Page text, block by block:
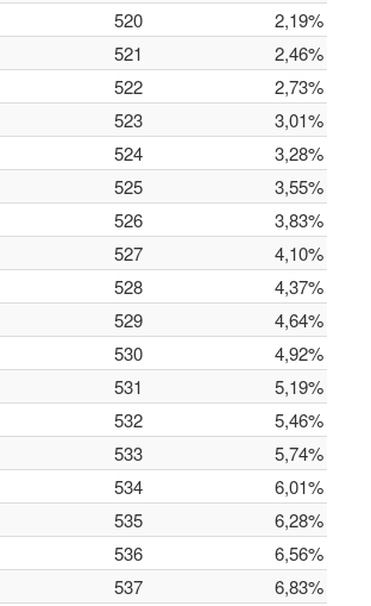
520 2,19%
521 2,46%
522 2,73%
523 3,01%
524 3,28%
525 3,55%
526 3,83%
527 4,10%
528 4,37%
529 4,64%
530 4,92%
531 5,19%
532 5,46%
533 5,74%
534 6,01%
535 6,28%
536 6,56%
537 6,83%